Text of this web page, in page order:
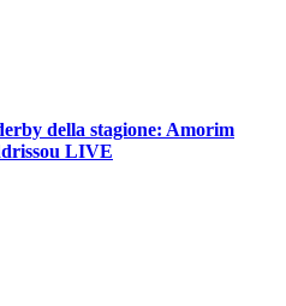
della stagione: Amorim
LIVE